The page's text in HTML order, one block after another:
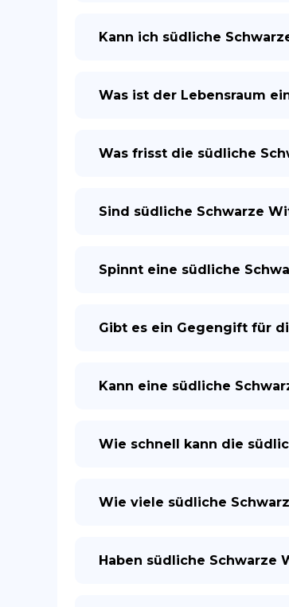
Kann ich südliche
Was ist der Lebensraum
Was frisst die südliche
Sind südliche Schwarze
Spinnt eine südliche
Gibt es ein Gegengift für
Kann eine südliche
Wie schnell kann die
Wie viele südliche
Haben südliche Schwarze